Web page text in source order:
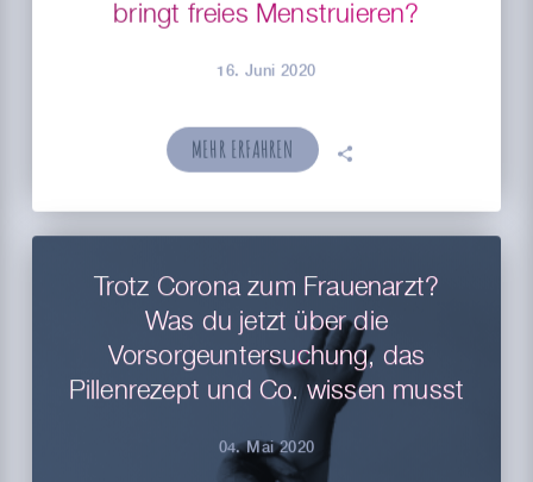
bringt freies Menstruieren?
16. Juni 2020
MEHR ERFAHREN 🗣
Trotz Corona zum Frauenarzt?
Was du jetzt über die
Vorsorgeuntersuchung, das
Pillenrezept und Co. wissen musst
04. Mai 2020